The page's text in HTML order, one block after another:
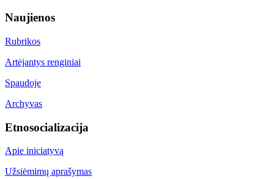
Naujienos
Rubrikos
Artėjantys renginiai
Spaudoje
Archyvas
Etnosocializacija
Apie iniciatyvą
Užsiėmimų aprašymas